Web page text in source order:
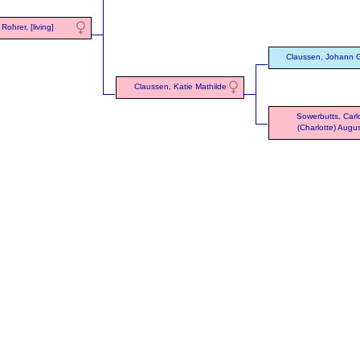
Rohrer, [living]
Claussen, Katie Mathilde
Claussen, Johann
Sowerbutts,
(Charlotte)